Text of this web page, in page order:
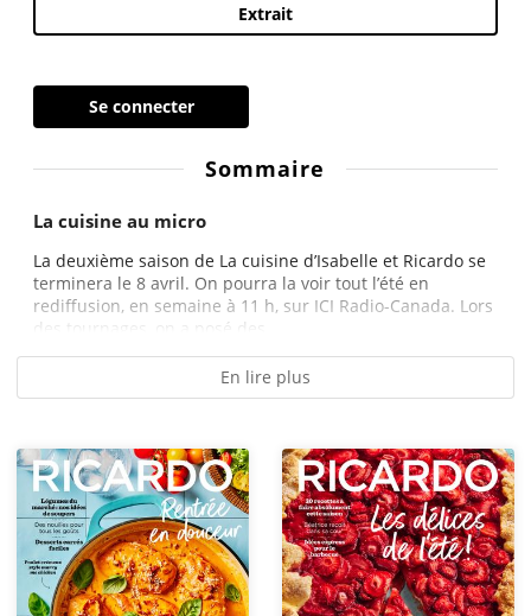
Extrait
Se connecter
Sommaire
La cuisine au micro
La deuxième saison de La cuisine d’Isabelle et Ricardo se
terminera le 8 avril. On pourra la voir tout l’été en
rediffusion, en semaine à 11 h, sur ICI Radio-Canada. Lors
des tournages, on a posé des...
En lire plus